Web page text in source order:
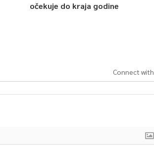
očekuje do kraja godine
Connect with